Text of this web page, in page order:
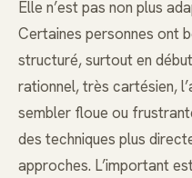
Elle n’est pas non plus
Certaines personnes ont
structuré, surtout en
rationnel, très cartésien,
sembler floue ou
des techniques plus
approches. L’important